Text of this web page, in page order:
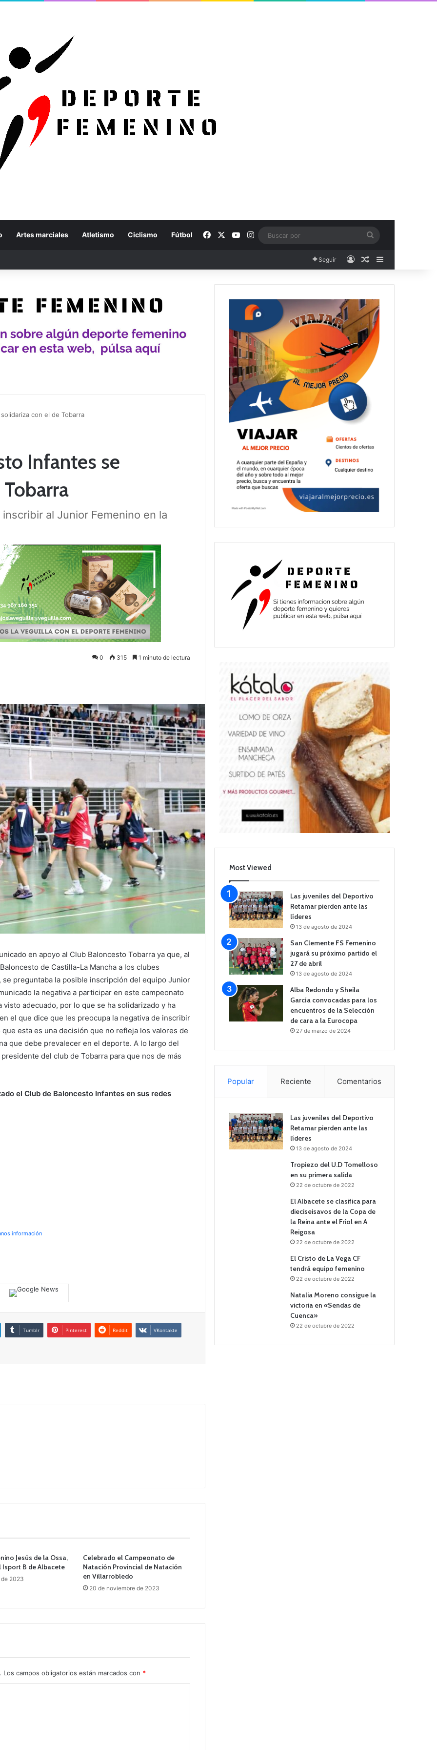
Artes marciales Atletismo Ciclismo Fútbol Facebook YouTubeInstagram
Seguir AccesoPublicación al
con el de Tobarra
Infantes se
al Junior Femenino en la
0 315 1 minuto de lectura
en apoyo al Club Baloncesto Tobarra ya que, al
de Castilla-La Mancha a los clubes
preguntaba la posible inscripción del equipo Junior
la negativa a participar en este campeonato
adecuado, por lo que se ha solidarizado y ha
el que dice que les preocupa la negativa de inscribir
esta es una decisión que no refleja los valores de
que debe prevalecer en el deporte. A lo largo del
del club de Tobarra para que nos de más
el Club de Baloncesto Infantes en sus redes
información
Tumblr Pinterest Reddit VKontakte
Jesús de la Ossa,
Isport B de Albacete
de 2023
Celebrado el Campeonato de
Natación Provincial de Natación
en Villarrobledo
20 de noviembre de 2023
Los campos obligatorios están marcados con *
Most Viewed
Las juveniles del Deportivo
Retamar pierden ante las
líderes
13 de agosto de 2024
San Clemente FS Femenino
jugará su próximo partido el
27 de abril
13 de agosto de 2024
Alba Redondo y Sheila
García convocadas para los
encuentros de la Selección
de cara a la Eurocopa
27 de marzo de 2024
Popular Reciente Comentarios
Las juveniles del Deportivo
Retamar pierden ante las
líderes
13 de agosto de 2024
Tropiezo del U.D Tomelloso
en su primera salida
22 de octubre de 2022
El Albacete se clasifica para
dieciseisavos de la Copa de
la Reina ante el Friol en A
Reigosa
22 de octubre de 2022
El Cristo de La Vega CF
tendrá equipo femenino
22 de octubre de 2022
Natalia Moreno consigue la
victoria en «Sendas de
Cuenca»
22 de octubre de 2022